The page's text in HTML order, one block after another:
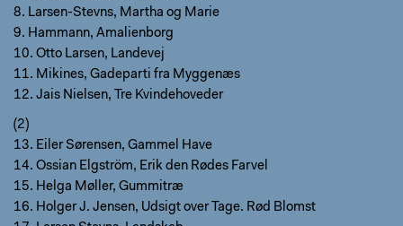
8. Larsen-Stevns, Martha og Marie
9. Hammann, Amalienborg
10. Otto Larsen, Landevej
11. Mikines, Gadeparti fra Myggenæs
12. Jais Nielsen, Tre Kvindehoveder
(2)
13. Eiler Sørensen, Gammel Have
14. Ossian Elgström, Erik den Rødes Farvel
15. Helga Møller, Gummitræ
16. Holger J. Jensen, Udsigt over Tage. Rød Blomst